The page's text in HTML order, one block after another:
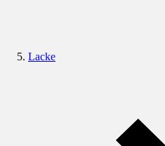
Lacke